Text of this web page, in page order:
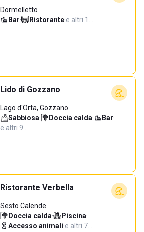
Dormelletto
Bar· Ristorante·e altri 1…
Lido di Gozzano
Lago d'Orta, Gozzano
Sabbiosa· Doccia calda· Bar·
e altri 9…
Ristorante Verbella
Sesto Calende
Doccia calda· Piscina·
Accesso animali·e altri 7…